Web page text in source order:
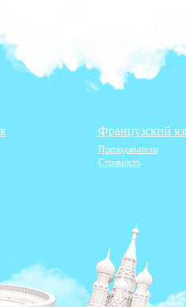
Французский
Преподаватели
Стоимость